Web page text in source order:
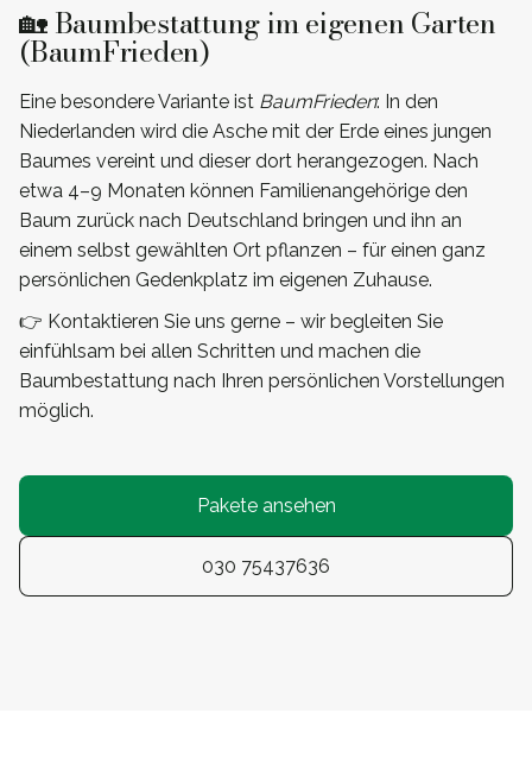
🏡 Baumbestattung im eigenen Garten
(BaumFrieden)
Eine besondere Variante ist BaumFrieden: In den
Niederlanden wird die Asche mit der Erde eines jungen
Baumes vereint und dieser dort herangezogen. Nach
etwa 4–9 Monaten können Familienangehörige den
Baum zurück nach Deutschland bringen und ihn an
einem selbst gewählten Ort pflanzen – für einen ganz
persönlichen Gedenkplatz im eigenen Zuhause.
👉 Kontaktieren Sie uns gerne – wir begleiten Sie
einfühlsam bei allen Schritten und machen die
Baumbestattung nach Ihren persönlichen Vorstellungen
möglich.
Pakete ansehen
030 75437636